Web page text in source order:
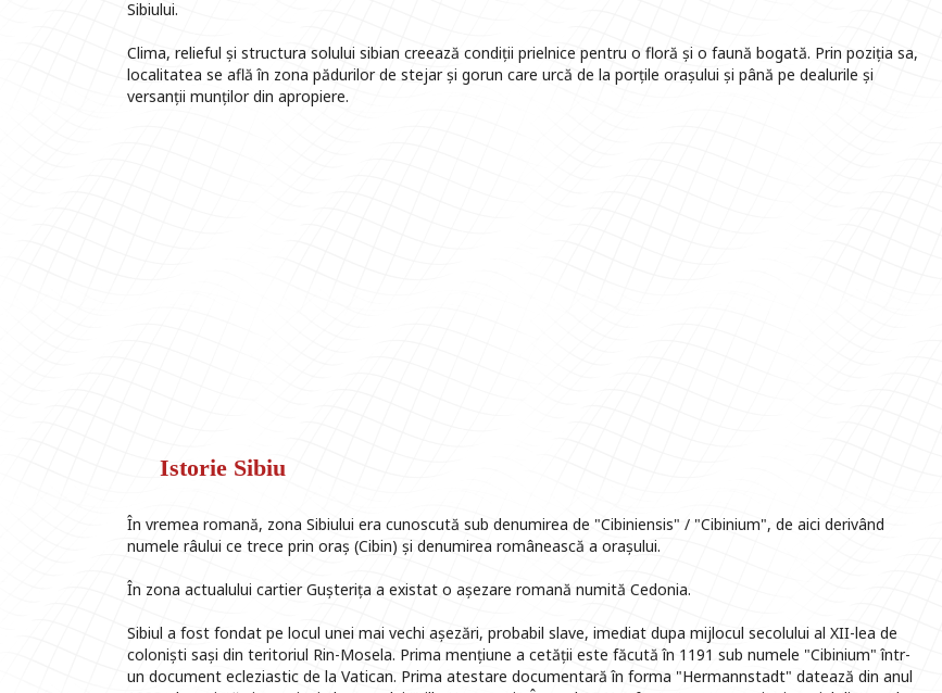
Sibiului.
Clima, relieful și structura solului sibian creează condiții prielnice pentru o floră și o faună bogată. Prin poziția sa,
localitatea se află în zona pădurilor de stejar și gorun care urcă de la porțile orașului și până pe dealurile și
versanții munților din apropiere.
Istorie Sibiu
În vremea romană, zona Sibiului era cunoscută sub denumirea de "Cibiniensis" / "Cibinium", de aici derivând
numele râului ce trece prin oraș (Cibin) și denumirea românească a orașului.
În zona actualului cartier Gușterița a existat o așezare romană numită Cedonia.
Sibiul a fost fondat pe locul unei mai vechi așezări, probabil slave, imediat dupa mijlocul secolului al XII-lea de
coloniști sași din teritoriul Rin-Mosela. Prima mențiune a cetății este făcută în 1191 sub numele "Cibinium" într-
un document ecleziastic de la Vatican. Prima atestare documentară în forma "Hermannstadt" datează din anul